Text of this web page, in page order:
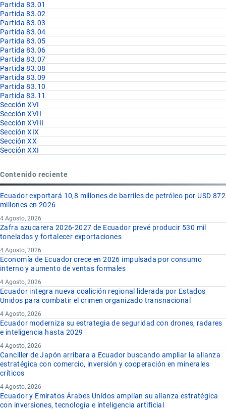
Partida 83.01
Partida 83.02
Partida 83.03
Partida 83.04
Partida 83.05
Partida 83.06
Partida 83.07
Partida 83.08
Partida 83.09
Partida 83.10
Partida 83.11
Sección XVI
Sección XVII
Sección XVIII
Sección XIX
Sección XX
Sección XXI
Contenido reciente
Ecuador exportará 10,8 millones de barriles de petróleo por USD 872
millones en 2026
4 Agosto, 2026
Zafra azucarera 2026-2027 de Ecuador prevé producir 530 mil
toneladas y fortalecer exportaciones
4 Agosto, 2026
Economía de Ecuador crece en 2026 impulsada por consumo
interno y aumento de ventas formales
4 Agosto, 2026
Ecuador integra nueva coalición regional liderada por Estados
Unidos para combatir el crimen organizado transnacional
4 Agosto, 2026
Ecuador moderniza su estrategia de seguridad con drones, radares
e inteligencia hasta 2029
4 Agosto, 2026
Canciller de Japón arribara a Ecuador buscando ampliar la alianza
estratégica con comercio, inversión y cooperación en minerales
críticos
4 Agosto, 2026
Ecuador y Emiratos Árabes Unidos amplían su alianza estratégica
con inversiones, tecnología e inteligencia artificial